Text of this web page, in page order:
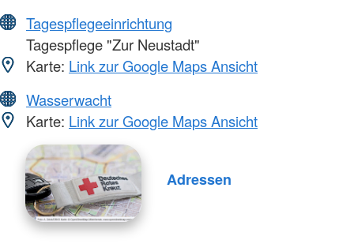
Tagespflegeeinrichtung
Tagespflege "Zur Neustadt"
Karte: Link zur Google Maps Ansicht
Wasserwacht
Karte: Link zur Google Maps Ansicht
Adressen